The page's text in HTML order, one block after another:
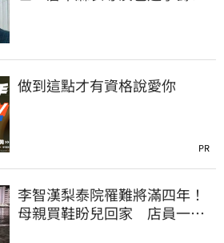
做到這點才有資格說愛你
PR
李智漢梨泰院罹難將滿四年！
母親買鞋盼兒回家 店員一句